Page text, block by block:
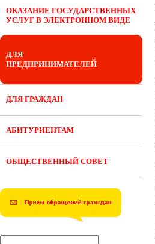
ОКАЗАНИЕ ГОСУДАРСТВЕННЫХ
УСЛУГ В ЭЛЕКТРОННОМ ВИДЕ
ДЛЯ
ПРЕДПРИНИМАТЕЛЕЙ
ДЛЯ ГРАЖДАН
АБИТУРИЕНТАМ
ОБЩЕСТВЕННЫЙ СОВЕТ